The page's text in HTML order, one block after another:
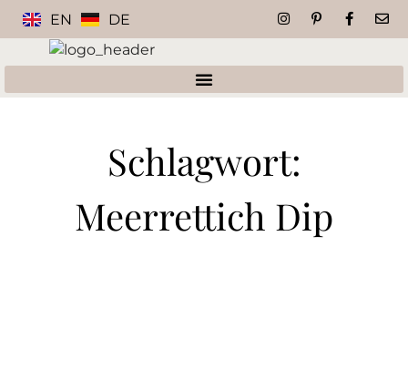
EN DE
Schlagwort:
Meerrettich Dip